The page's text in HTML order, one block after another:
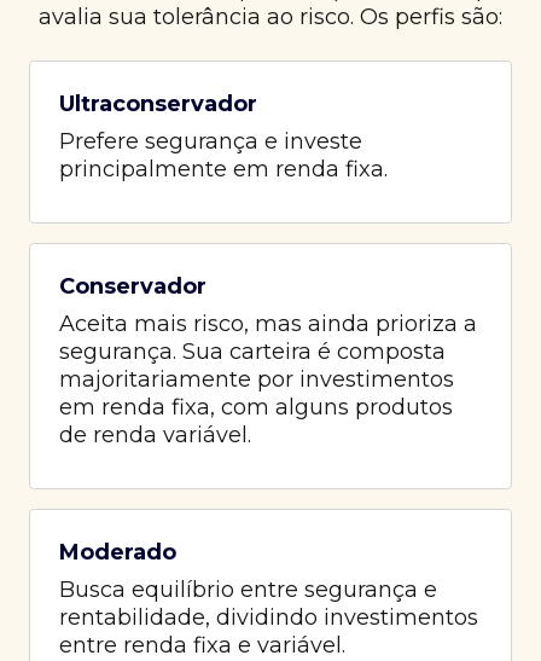
avalia sua tolerância ao risco. Os perfis são:
Ultraconservador
Prefere segurança e investe
principalmente em renda fixa.
Conservador
Aceita mais risco, mas ainda prioriza a
segurança. Sua carteira é composta
majoritariamente por investimentos
em renda fixa, com alguns produtos
de renda variável.
Moderado
Busca equilíbrio entre segurança e
rentabilidade, dividindo investimentos
entre renda fixa e variável.